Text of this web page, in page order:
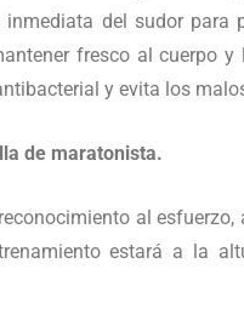
inmediata del sudor para
fresco al cuerpo y
y evita los
de maratonista.
al
estará a la